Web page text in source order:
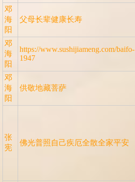
邓
海
阳
父母长辈健康长寿
邓
海
阳
https://www.sushijiameng.com/baifo-
1947
邓
海
阳
供敬地藏菩萨
张
宪
佛光普照自己疾厄全散全家平安